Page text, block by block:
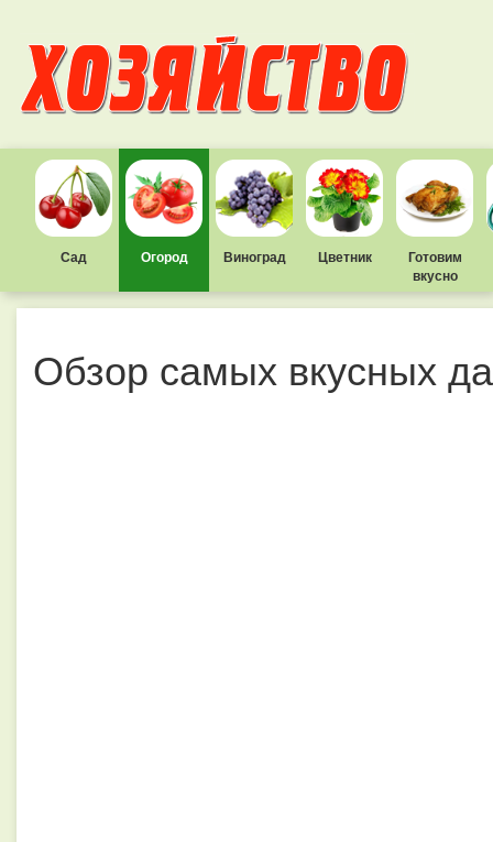
Сад Огород Виноград Цветник
Готовим
вкусно
Обзор самых вкусных